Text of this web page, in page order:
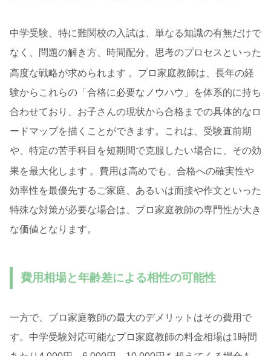
中学受験、特に難関校の入試は、単なる知識の有無だけで
なく、問題の解き方、時間配分、思考のプロセスといった
高度な戦略が求められます 。プロ家庭教師は、長年の経
験からこれらの「合格に必要なノウハウ」を体系的に持ち
合わせており、お子さんの現状から合格までの具体的なロ
ードマップを描くことができます。これは、受験直前期
や、特定の苦手科目を短期間で克服したい場合に、その効
果を最大化します 。費用は高めでも、合格への確実性や
効率性を最優先するご家庭、あるいは面接や作文といった
特殊な対策が必要な場合は、プロ家庭教師の専門性が大き
な価値となります。
費用相場と年齢差による相性の可能性
一方で、プロ家庭教師の最大のデメリットはその費用で
す。中学受験対応可能なプロ家庭教師の料金相場は1時間